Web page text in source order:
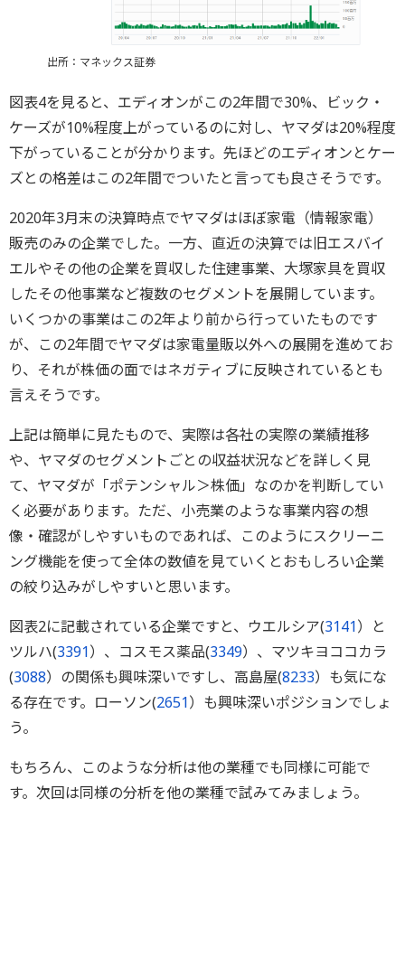
出所：マネックス証券
図表4を見ると、エディオンがこの2年間で30%、ビック・
ケーズが10%程度上がっているのに対し、ヤマダは20%程度
下がっていることが分かります。先ほどのエディオンとケー
ズとの格差はこの2年間でついたと言っても良さそうです。
2020年3月末の決算時点でヤマダはほぼ家電（情報家電）
販売のみの企業でした。一方、直近の決算では旧エスバイ
エルやその他の企業を買収した住建事業、大塚家具を買収
したその他事業など複数のセグメントを展開しています。
いくつかの事業はこの2年より前から行っていたものです
が、この2年間でヤマダは家電量販以外への展開を進めてお
り、それが株価の面ではネガティブに反映されているとも
言えそうです。
上記は簡単に見たもので、実際は各社の実際の業績推移
や、ヤマダのセグメントごとの収益状況などを詳しく見
て、ヤマダが「ポテンシャル＞株価」なのかを判断してい
く必要があります。ただ、小売業のような事業内容の想
像・確認がしやすいものであれば、このようにスクリーニ
ング機能を使って全体の数値を見ていくとおもしろい企業
の絞り込みがしやすいと思います。
図表2に記載されている企業ですと、ウエルシア(3141）と
ツルハ(3391）、コスモス薬品(3349）、マツキヨココカラ
(3088）の関係も興味深いですし、高島屋(8233）も気にな
る存在です。ローソン(2651）も興味深いポジションでしょ
う。
もちろん、このような分析は他の業種でも同様に可能で
す。次回は同様の分析を他の業種で試みてみましょう。